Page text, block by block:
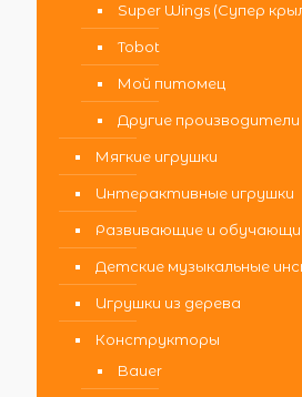
Super Wings (Супер
Tobot
Мой питомец
Другие производители
Мягкие игрушки
Интерактивные игрушки
Развивающие и
Детские музыкальные
Игрушки из дерева
Конструкторы
Bauer